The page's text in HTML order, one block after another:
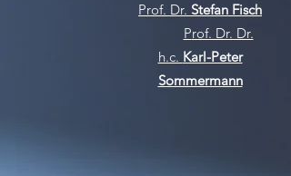
Prof. Dr. Stefan Fisch
Prof. Dr. Dr.
h.c. Karl-Peter
Sommermann